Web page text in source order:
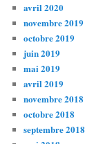
avril 2020
novembre 2019
octobre 2019
juin 2019
mai 2019
avril 2019
novembre 2018
octobre 2018
septembre 2018